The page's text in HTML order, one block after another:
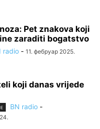
Pet znakova koji
zaraditi bogatstvo
radio - 11. фебруар 2025.
koji danas vrijede
BN radio -